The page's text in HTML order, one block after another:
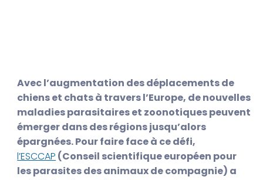
Avec l’augmentation des déplacements de
chiens et chats à travers l’Europe, de nouvelles
maladies parasitaires et zoonotiques peuvent
émerger dans des régions jusqu’alors
épargnées. Pour faire face à ce défi,
l’ESCCAP (Conseil scientifique européen pour
les parasites des animaux de compagnie) a